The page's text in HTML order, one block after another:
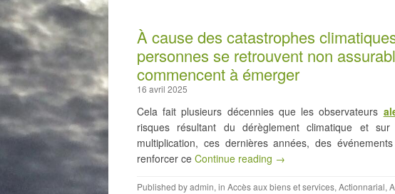
À cause des catastrophes
personnes se retrouvent non
commencent à émerger
16 avril 2025
Cela fait plusieurs décennies que les observateurs
risques résultant du dérèglement climatique et
multiplication, ces dernières années, des
renforcer ce Continue reading →
Published byadmin, in Accès aux biens et services, Actionnarial,